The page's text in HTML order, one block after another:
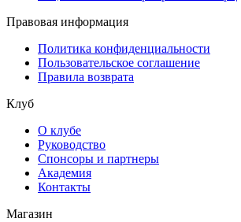
Правовая информация
Политика конфиденциальности
Пользовательское соглашение
Правила возврата
Клуб
О клубе
Руководство
Спонсоры и партнеры
Академия
Контакты
Магазин